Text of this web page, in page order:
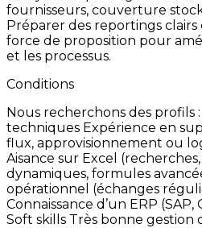
fournisseurs, couverture
Préparer des reportings clairs
force de proposition pour
et les processus.
Conditions
Nous recherchons des profils
techniques Expérience en
flux, approvisionnement ou
Aisance sur Excel (recherches,
dynamiques, formules
opérationnel (échanges
Connaissance d’un ERP (SAP,
Soft skills Très bonne gestion